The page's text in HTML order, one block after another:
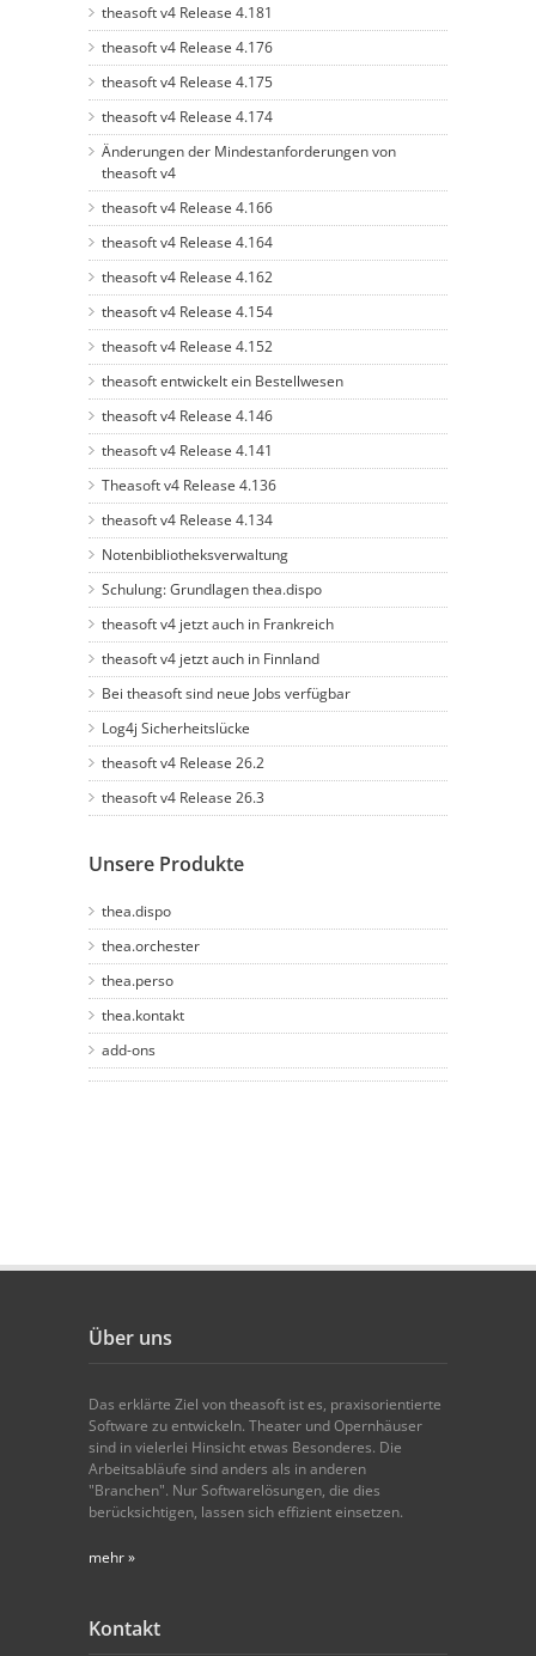
theasoft v4 Release 4.181
theasoft v4 Release 4.176
theasoft v4 Release 4.175
theasoft v4 Release 4.174
Änderungen der Mindestanforderungen von
theasoft v4
theasoft v4 Release 4.166
theasoft v4 Release 4.164
theasoft v4 Release 4.162
theasoft v4 Release 4.154
theasoft v4 Release 4.152
theasoft entwickelt ein Bestellwesen
theasoft v4 Release 4.146
theasoft v4 Release 4.141
Theasoft v4 Release 4.136
theasoft v4 Release 4.134
Notenbibliotheksverwaltung
Schulung: Grundlagen thea.dispo
theasoft v4 jetzt auch in Frankreich
theasoft v4 jetzt auch in Finnland
Bei theasoft sind neue Jobs verfügbar
Log4j Sicherheitslücke
theasoft v4 Release 26.2
theasoft v4 Release 26.3
Unsere Produkte
thea.dispo
thea.orchester
thea.perso
thea.kontakt
add-ons
Über uns
Das erklärte Ziel von theasoft ist es, praxisorientierte
Software zu entwickeln. Theater und Opernhäuser
sind in vielerlei Hinsicht etwas Besonderes. Die
Arbeitsabläufe sind anders als in anderen
"Branchen". Nur Softwarelösungen, die dies
berücksichtigen, lassen sich effizient einsetzen.
mehr »
Kontakt